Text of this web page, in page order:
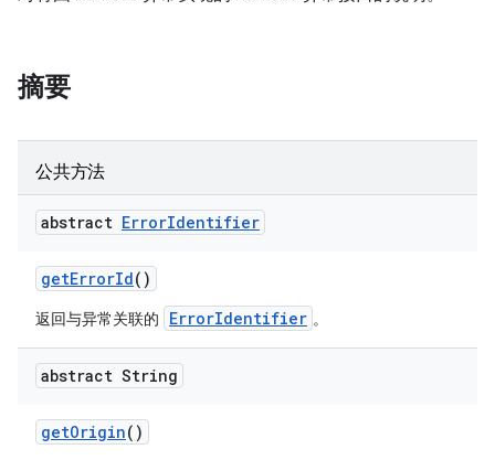
摘要
公共方法
abstract ErrorIdentifier
getErrorId()
返回与异常关联的 ErrorIdentifier 。
abstract String
getOrigin()